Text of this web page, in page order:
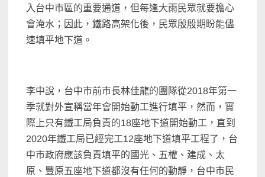
入台中市區的重要通道，但每逢大雨民眾就要擔心
會淹水；因此，鐵路高架化後，民眾殷殷期盼能儘
速填平地下道。
李中說，台中市前市長林佳龍的團隊從2018年第一
季就對外宣稱當年會開始動工進行填平，然而，實
際上只有鐵工局負責的18座地下道開始動工，直到
2020年鐵工局已經完工12座地下道填平工程了，台
中市政府應該負責填平的國光、五權、建成、太
原、豐原五座地下道都沒有任何的動靜，台中市民